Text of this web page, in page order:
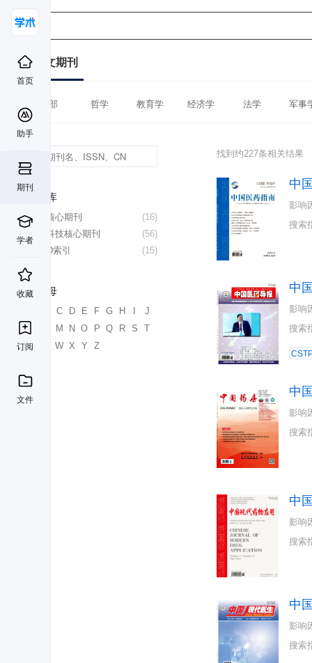
首页
助手
期刊
学者
收藏
订阅
文件
中文期刊
全部 哲学 教育学 经济学 法学 军事
数据库
(16)
北大核心期刊
(56)
中国科技核心期刊
(15)
CSCD索引
首字母
C D E F G H
J
M N O P Q R S
T
U
W X Y Z
找到约227条相关结果
中
影响
搜索
中
影响
搜索
中
影响
搜索
中
影响
搜索
中
影响
搜索